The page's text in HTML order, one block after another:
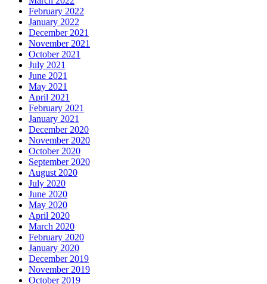
February 2022
January 2022
December 2021
November 2021
October 2021
July 2021
June 2021
May 2021
April 2021
February 2021
January 2021
December 2020
November 2020
October 2020
September 2020
August 2020
July 2020
June 2020
May 2020
April 2020
March 2020
February 2020
January 2020
December 2019
November 2019
October 2019